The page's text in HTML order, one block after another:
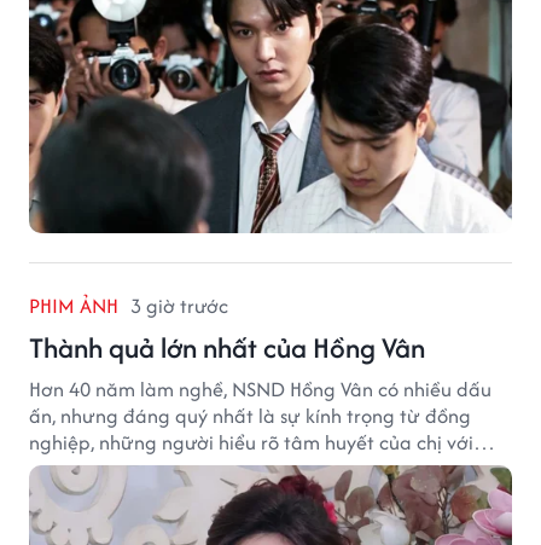
PHIM ẢNH 3 giờ trước
Thành quả lớn nhất của Hồng Vân
Hơn 40 năm làm nghề, NSND Hồng Vân có nhiều dấu
ấn, nhưng đáng quý nhất là sự kính trọng từ đồng
nghiệp, những người hiểu rõ tâm huyết của chị với
nghệ thuật.